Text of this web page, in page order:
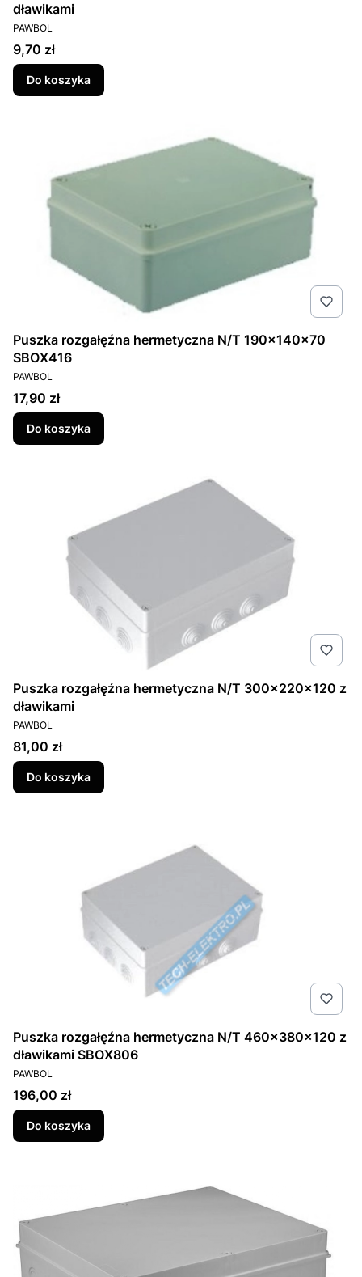
dławikami
PRODUCENT
PAWBOL
Cena
9,70 zł
Do koszyka
Puszka rozgałęźna hermetyczna N/T 190x140x70
SBOX416
PRODUCENT
PAWBOL
Cena
17,90 zł
Do koszyka
Puszka rozgałęźna hermetyczna N/T 300x220x120 z
dławikami
PRODUCENT
PAWBOL
Cena
81,00 zł
Do koszyka
Puszka rozgałęźna hermetyczna N/T 460x380x120 z
dławikami SBOX806
PRODUCENT
PAWBOL
Cena
196,00 zł
Do koszyka